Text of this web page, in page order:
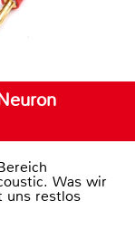
Was wir
uns restlos